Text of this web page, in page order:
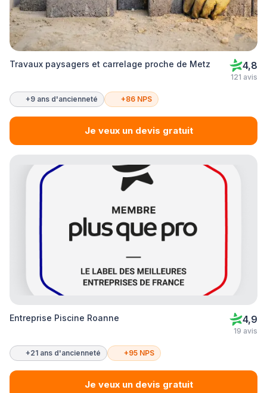
Travaux paysagers et carrelage proche de Metz 4,8
121 avis
+9 ans d'ancienneté +86 NPS
Je veux un devis gratuit
Entreprise Piscine Roanne 4,9
19 avis
+21 ans d'ancienneté +95 NPS
Je veux un devis gratuit